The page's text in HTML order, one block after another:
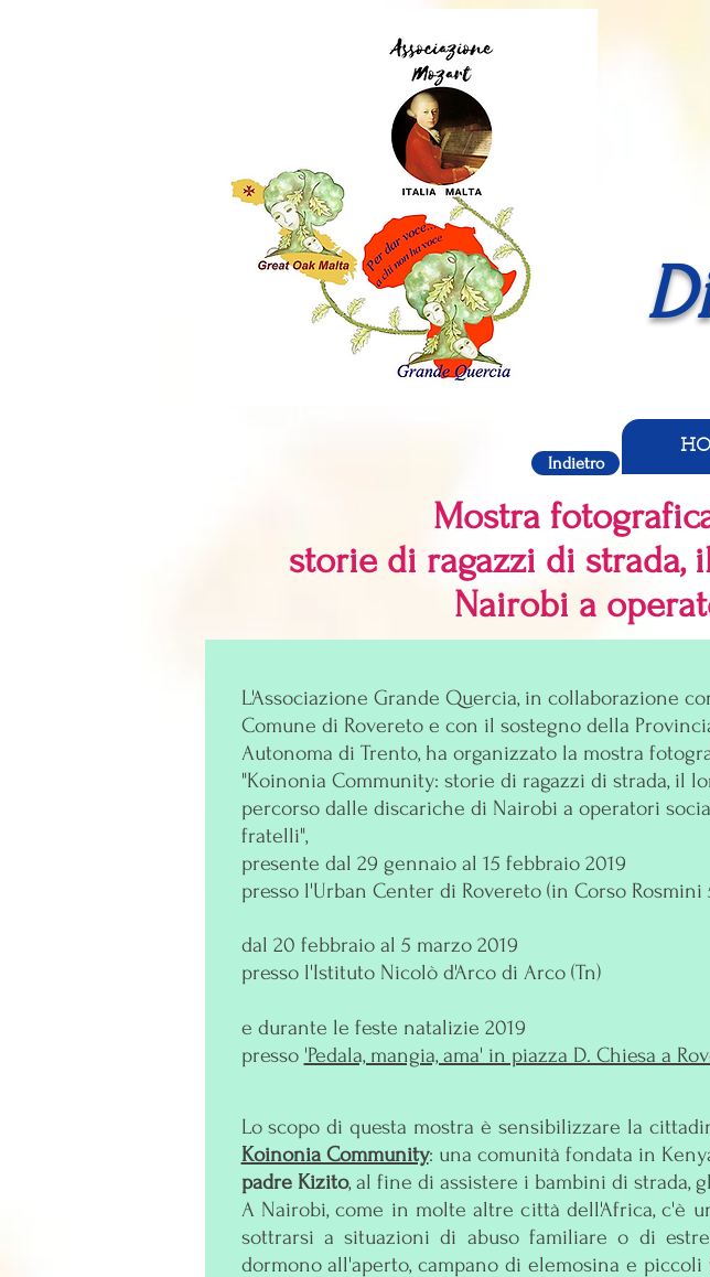
Indietro
Mostra
storie di ragazzi di strada,
Nairobi a
L'Associazione Grande Quercia, in collaborazione
Comune di Rovereto e con il sostegno della
Autonoma di Trento, ha organizzato la mostra
"Koinonia Community: storie di ragazzi di strada, il
percorso dalle discariche di Nairobi a operatori
fratelli",
presente dal 29 gennaio al 15 febbraio 2019
presso l'Urban Center di Rovereto (in Corso Rosmini
dal 20 febbraio al 5 marzo 2019
presso l'Istituto Nicolò d'Arco di Arco (Tn)
e durante le feste natalizie 2019
presso 'Pedala, mangia, ama' in piazza D. Chiesa a
Lo scopo di questa mostra è sensibilizzare la
Koinonia Community: una comunità fondata in
padre Kizito, al fine di assistere i bambini di strada,
A Nairobi, come in molte altre città dell'Africa, c'è
sottrarsi a situazioni di abuso familiare o di
dormono all'aperto, campano di elemosina e